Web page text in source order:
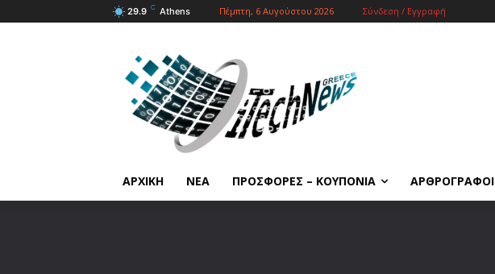
29.9 C Athens Πέμπτη, 6 Αυγούστου 2026 Σύνδεση / Εγγραφή
ΑΡΧΙΚΗ ΝΕΑ ΠΡΟΣΦΟΡΕΣ – ΚΟΥΠΟΝΙΑ ΑΡΘΡΟΓΡΑΦΟΙ